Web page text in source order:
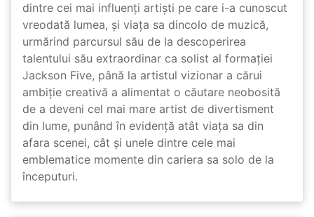
dintre cei mai influenți artiști pe care i-a cunoscut
vreodată lumea, și viața sa dincolo de muzică,
urmărind parcursul său de la descoperirea
talentului său extraordinar ca solist al formației
Jackson Five, până la artistul vizionar a cărui
ambiție creativă a alimentat o căutare neobosită
de a deveni cel mai mare artist de divertisment
din lume, punând în evidență atât viața sa din
afara scenei, cât și unele dintre cele mai
emblematice momente din cariera sa solo de la
începuturi.